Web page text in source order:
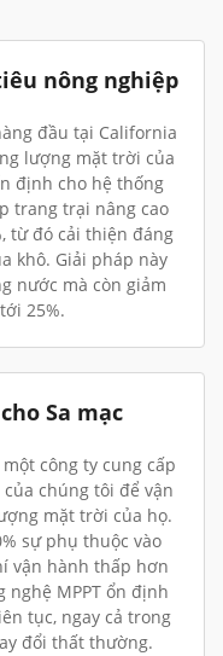
nông nghiệp
đầu tại California
lượng mặt trời của
định cho hệ thống
trang trại nâng cao
từ đó cải thiện đáng
khô. Giải pháp này
nước mà còn giảm
25%.
Sa mạc
công ty cung cấp
chúng tôi để vận
mặt trời của họ.
sự phụ thuộc vào
vận hành thấp hơn
nghệ MPPT ổn định
tục, ngay cả trong
đổi thất thường.